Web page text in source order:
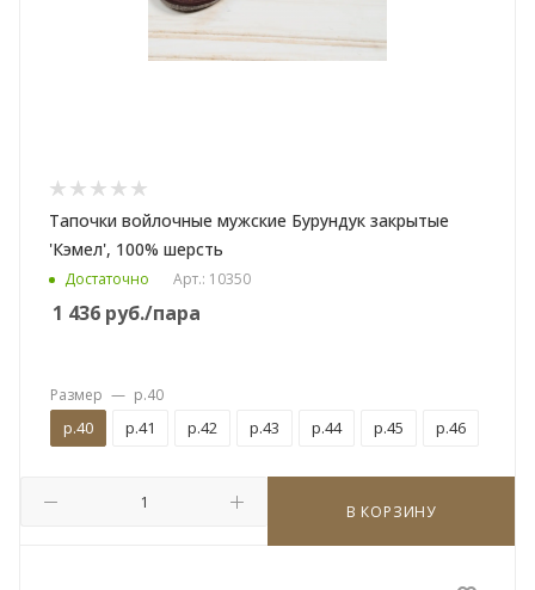
Тапочки войлочные мужские Бурундук закрытые
'Кэмел', 100% шерсть
Достаточно Арт.: 10350
1 436 руб./пара
В КОРЗИНУ
Размер — р.40
р.40 р.41 р.42 р.43 р.44 р.45 р.46